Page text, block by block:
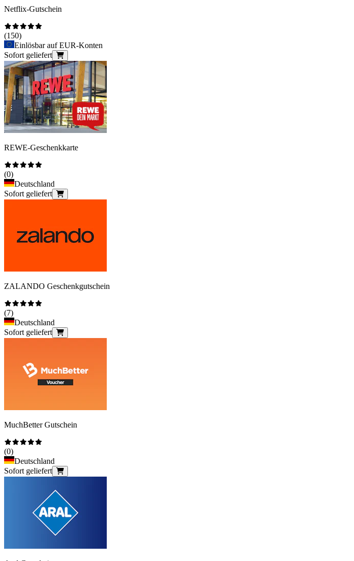
Netflix-Gutschein
(150)
Einlösbar auf EUR-Konten
Sofort geliefert
REWE-Geschenkkarte
(0)
Deutschland
Sofort geliefert
ZALANDO Geschenkgutschein
(7)
Deutschland
Sofort geliefert
MuchBetter Gutschein
(0)
Deutschland
Sofort geliefert